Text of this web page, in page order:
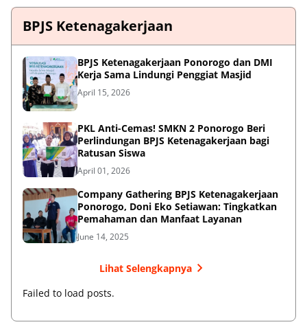
BPJS Ketenagakerjaan
BPJS Ketenagakerjaan Ponorogo dan DMI
Kerja Sama Lindungi Penggiat Masjid
April 15, 2026
PKL Anti-Cemas! SMKN 2 Ponorogo Beri
Perlindungan BPJS Ketenagakerjaan bagi
Ratusan Siswa
April 01, 2026
Company Gathering BPJS Ketenagakerjaan
Ponorogo, Doni Eko Setiawan: Tingkatkan
Pemahaman dan Manfaat Layanan
June 14, 2025
Lihat Selengkapnya
Failed to load posts.